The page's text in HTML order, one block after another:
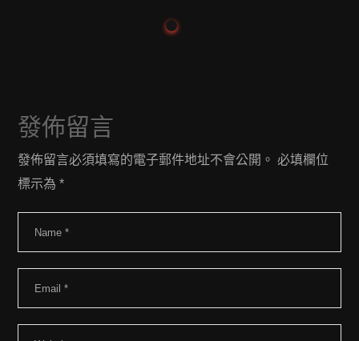
發佈留言
發佈留言必須填寫的電子郵件地址不會公開。 必填欄位
標示為*